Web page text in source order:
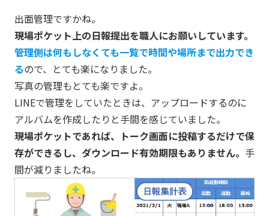
出面管理ですかね。
現場ポケット上の日報提出を職人にお願いしています。
管理側は何もしなくても一覧で時間や場所まで出力でき
るので、とても楽になりました。
写真の管理もとても楽ですよ。
LINEで管理をしていたときは、アップロードするのに
アルバムを作成したりと手間を感じていました。
現場ポケットであれば、トーク画面に投稿するだけで保
存ができるし、ダウンロード有効期限もありません。 手
間が減りましたね。